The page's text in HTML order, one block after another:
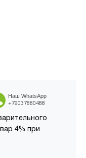
4% при
Наш WhatsApp
+79037880488